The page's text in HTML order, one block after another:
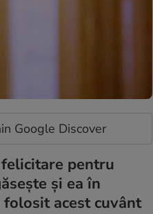
in Google Discover
pentru
și ea în
acest cuvânt